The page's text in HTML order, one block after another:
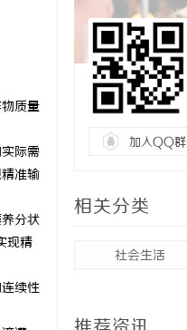
质量
际需
准输
分状
现精
续性
加入QQ群
相关分类
社会生活